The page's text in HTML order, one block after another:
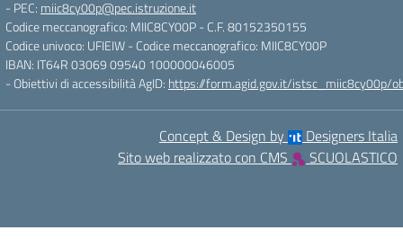
- PEC: miic8cy00p@pec.istruzione.it
Codice meccanografico: MIIC8CY00P- C.F. 80152350155
Codice univoco: UFIEIW- Codice meccanografico: MIIC8CY00P
IBAN: IT64R 03069 09540 100000046005
- Obiettivi di accessibilità AgID: https://form.agid.gov.it/istsc_miic8cy00p/
Concept & Design by
Designers Italia
Sito web realizzato con CMS
SCUOLASTICO